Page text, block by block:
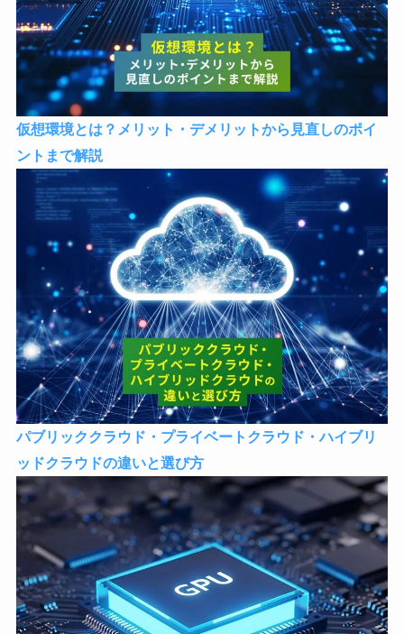
仮想環境とは？メリット・デメリットから見直しのポイ
ントまで解説
パブリッククラウド・プライベートクラウド・ハイブリ
ッドクラウドの違いと選び方